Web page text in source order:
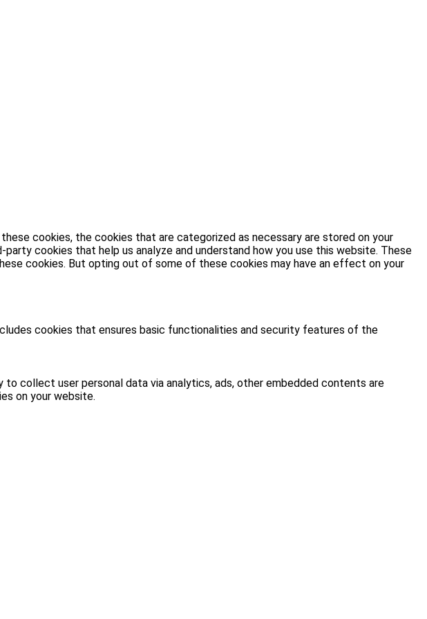
cookies, the cookies that are categorized as necessary are stored on your
cookies that help us analyze and understand how you use this website. These
cookies. But opting out of some of these cookies may have an effect on your
cookies that ensures basic functionalities and security features of the
collect user personal data via analytics, ads, other embedded contents are
on your website.